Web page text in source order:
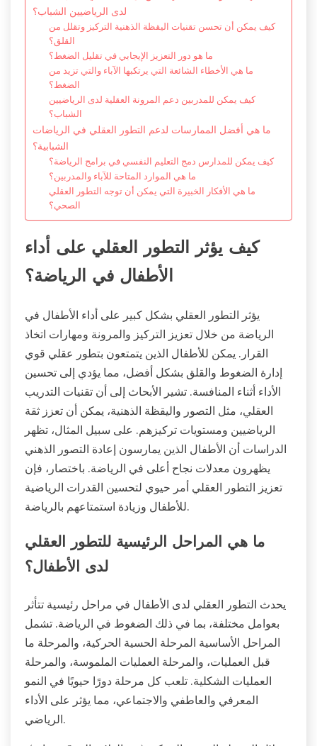
لدى الرياضيين الشباب؟
كيف يمكن أن تحسن تقنيات اليقظة الذهنية التركيز وتقلل من
القلق؟
ما هو دور التعزيز الإيجابي في تقليل الضغط؟
ما هي الأخطاء الشائعة التي يرتكبها الآباء والتي تزيد من
الضغط؟
كيف يمكن للمدربين دعم المرونة العقلية لدى الرياضيين
الشباب؟
ما هي أفضل الممارسات لدعم التطور العقلي في الرياضات
الشبابية؟
كيف يمكن للمدارس دمج التعليم النفسي في برامج الرياضة؟
ما هي الموارد المتاحة للآباء والمدربين؟
ما هي الأفكار الخبيرة التي يمكن أن توجه التطور العقلي
الصحي؟
كيف يؤثر التطور العقلي على أداء
الأطفال في الرياضة؟
يؤثر التطور العقلي بشكل كبير على أداء الأطفال في
الرياضة من خلال تعزيز التركيز والمرونة ومهارات اتخاذ
القرار. يمكن للأطفال الذين يتمتعون بتطور عقلي قوي
إدارة الضغوط والقلق بشكل أفضل، مما يؤدي إلى تحسين
الأداء أثناء المنافسة. تشير الأبحاث إلى أن تقنيات التدريب
العقلي، مثل التصور واليقظة الذهنية، يمكن أن تعزز ثقة
الرياضيين ومستويات تركيزهم. على سبيل المثال، تظهر
الدراسات أن الأطفال الذين يمارسون إعادة التصور الذهني
يظهرون معدلات نجاح أعلى في الرياضة. باختصار، فإن
تعزيز التطور العقلي أمر حيوي لتحسين القدرات الرياضية
للأطفال وزيادة استمتاعهم بالرياضة.
ما هي المراحل الرئيسية للتطور العقلي
لدى الأطفال؟
يحدث التطور العقلي لدى الأطفال في مراحل رئيسية تتأثر
بعوامل مختلفة، بما في ذلك الضغوط في الرياضة. تشمل
المراحل الأساسية المرحلة الحسية الحركية، والمرحلة ما
قبل العمليات، والمرحلة العمليات الملموسة، والمرحلة
العمليات الشكلية. تلعب كل مرحلة دورًا حيويًا في النمو
المعرفي والعاطفي والاجتماعي، مما يؤثر على الأداء
الرياضي.